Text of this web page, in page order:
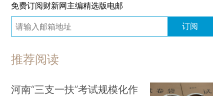
免费订阅财新网主编精选版电邮
订阅
推荐阅读
河南“三支一扶”考试规模化作